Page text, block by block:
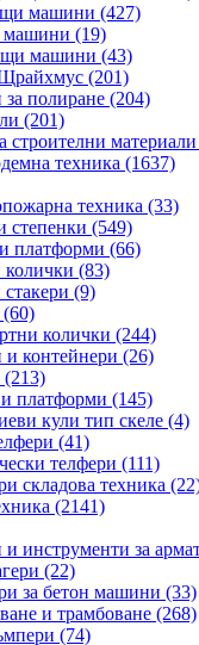
машини (427)
машини (19)
машини (43)
(201)
полиране (204)
(201)
строителни материали
техника (1637)
техника (33)
степенки (549)
платформи (66)
(83)
(9)
(60)
колички (244)
контейнери (26)
(213)
платформи (145)
кули тип скеле (4)
(41)
телфери (111)
складова техника
(2141)
инструменти за
(22)
за бетон машини (33)
и трамбоване (268)
(74)